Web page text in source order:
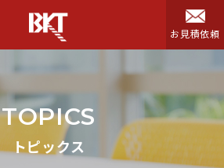
お見積依頼
TOPICS
トピックス